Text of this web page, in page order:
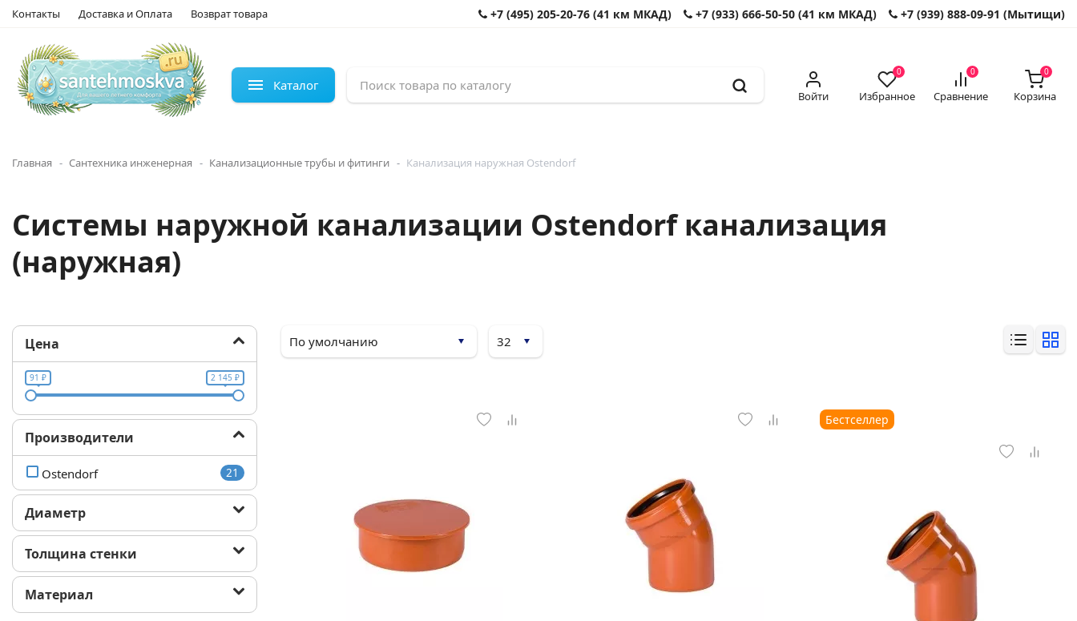
Контакты Доставка и Оплата Возврат товара +7 (495) 205-20-76 (41 км МКАД) +7 (933) 666-50-50 (41 км МКАД) +7 (939) 888-09-91 (Мытищи)
Каталог
Войти
0
Избранное
0
Сравнение
0
Корзина
Главная Сантехника инженерная Канализационные трубы и фитинги Канализация наружная Ostendorf
Системы наружной канализации Ostendorf канализация
(наружная)
Цена
91 ₽ 2 145 ₽
Производители
Ostendorf 21
Диаметр
Толщина стенки
Материал
Бестселлер